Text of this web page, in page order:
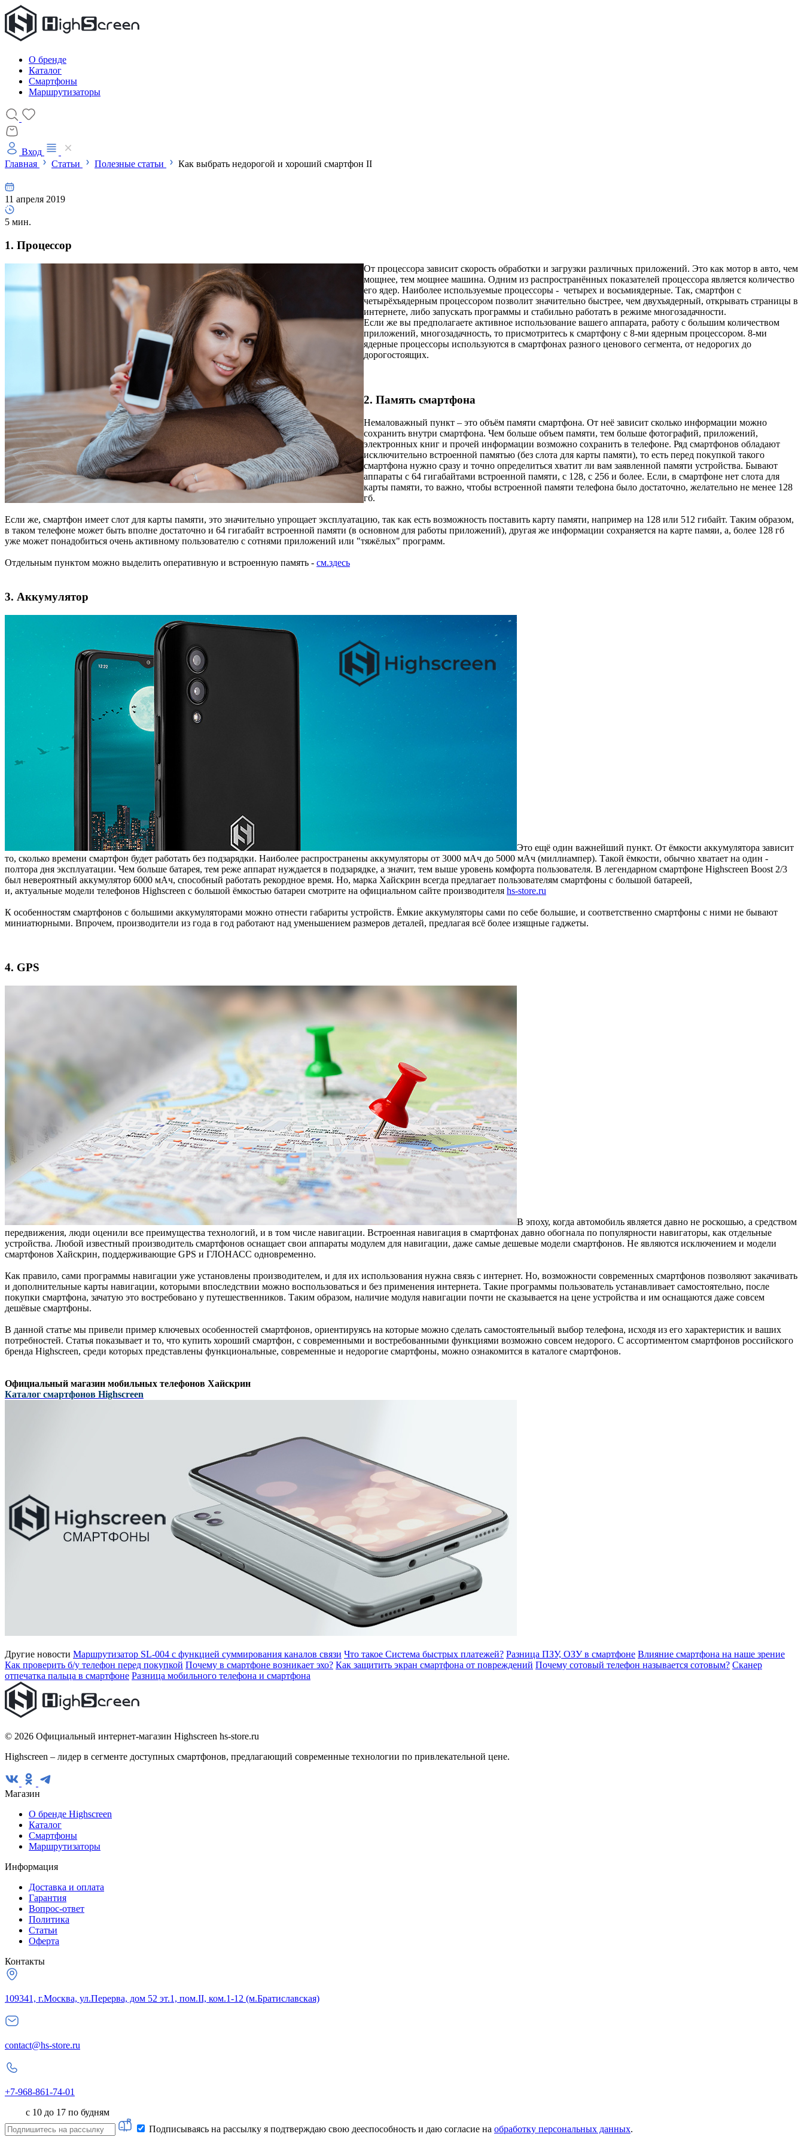
О бренде
Каталог
Смартфоны
Маршрутизаторы
Вход
Главная
Статьи Полезные статьи Как выбрать недорогой и хороший смартфон II
11 апреля 2019
5 мин.
1. Процессор
От процессора зависит скорость обработки и загрузки различных приложений. Это как мотор в авто, чем
мощнее, тем мощнее машина. Одним из распространённых показателей процессора является количество
его ядер. Наиболее используемые процессоры - четырех и восьмиядерные. Так, смартфон с
четырёхъядерным процессором позволит значительно быстрее, чем двухъядерный, открывать страницы в
интернете, либо запускать программы и стабильно работать в режиме многозадачности.
Если же вы предполагаете активное использование вашего аппарата, работу с большим количеством
приложений, многозадачность, то присмотритесь к смартфону с 8-ми ядерным процессором. 8-ми
ядерные процессоры используются в смартфонах разного ценового сегмента, от недорогих до
дорогостоящих.
2. Память смартфона
Немаловажный пункт – это объём памяти смартфона. От неё зависит сколько информации можно
сохранить внутри смартфона. Чем больше объем памяти, тем больше фотографий, приложений,
электронных книг и прочей информации возможно сохранить в телефоне. Ряд смартфонов обладают
исключительно встроенной памятью (без слота для карты памяти), то есть перед покупкой такого
смартфона нужно сразу и точно определиться хватит ли вам заявленной памяти устройства. Бывают
аппараты с 64 гигабайтами встроенной памяти, с 128, с 256 и более. Если, в смартфоне нет слота для
карты памяти, то важно, чтобы встроенной памяти телефона было достаточно, желательно не менее 128
гб.
Если же, смартфон имеет слот для карты памяти, это значительно упрощает эксплуатацию, так как есть возможность поставить карту памяти, например на 128 или 512 гибайт. Таким образом,
в таком телефоне может быть вполне достаточно и 64 гигабайт встроенной памяти (в основном для работы приложений), другая же информации сохраняется на карте памяи, а, более 128 гб
уже может понадобиться очень активному пользователю с сотнями приложений или "тяжёлых" программ.
Отдельным пунктом можно выделить оперативную и встроенную память - см.здесь
3. Аккумулятор
Это ещё один важнейший пункт. От ёмкости аккумулятора зависит
то, сколько времени смартфон будет работать без подзарядки. Наиболее распространены аккумуляторы от 3000 мАч до 5000 мАч (миллиампер). Такой ёмкости, обычно хватает на один -
полтора дня эксплуатации. Чем больше батарея, тем реже аппарат нуждается в подзарядке, а значит, тем выше уровень комфорта пользователя. В легендарном смартфоне Highscreen Boost 2/3
был невероятный аккумулятор 6000 мАч, способный работать рекордное время. Но, марка Хайскрин всегда предлагает пользователям смартфоны с большой батареей,
и, актуальные модели телефонов Highscreen с большой ёмкостью батареи смотрите на официальном сайте производителя hs-store.ru
К особенностям смартфонов с большими аккумуляторами можно отнести габариты устройств. Ёмкие аккумуляторы сами по себе большие, и соответственно смартфоны с ними не бывают
миниатюрными. Впрочем, производители из года в год работают над уменьшением размеров деталей, предлагая всё более изящные гаджеты.
4. GPS
В эпоху, когда автомобиль является давно не роскошью, а средством
передвижения, люди оценили все преимущества технологий, и в том числе навигации. Встроенная навигация в смартфонах давно обогнала по популярности навигаторы, как отдельные
устройства. Любой известный производитель смартфонов оснащает свои аппараты модулем для навигации, даже самые дешевые модели смартфонов. Не являются исключением и модели
смартфонов Хайскрин, поддерживающие GPS и ГЛОНАСС одновременно.
Как правило, сами программы навигации уже установлены производителем, и для их использования нужна связь с интернет. Но, возможности современных смартфонов позволяют закачивать
и дополнительные карты навигации, которыми впоследствии можно воспользоваться и без применения интернета. Такие программы пользователь устанавливает самостоятельно, после
покупки смартфона, зачатую это востребовано у путешественников. Таким образом, наличие модуля навигации почти не сказывается на цене устройства и им оснащаются даже совсем
дешёвые смартфоны.
В данной статье мы привели пример ключевых особенностей смартфонов, ориентируясь на которые можно сделать самостоятельный выбор телефона, исходя из его характеристик и ваших
потребностей. Статья показывает и то, что купить хороший смартфон, с современными и востребованными функциями возможно совсем недорого. С ассортиментом смартфонов российского
бренда Highscreen, среди которых представлены функциональные, современные и недорогие смартфоны, можно ознакомится в каталоге смартфонов.
Официальный магазин мобильных телефонов Хайскрин
Каталог смартфонов Highscreen
Другие новости Маршрутизатор SL-004 с функцией суммирования каналов связи Что такое Система быстрых платежей? Разница ПЗУ, ОЗУ в смартфоне Влияние смартфона на наше зрение
Как проверить б/у телефон перед покупкой Почему в смартфоне возникает эхо? Как защитить экран смартфона от повреждений Почему сотовый телефон называется сотовым? Сканер
отпечатка пальца в смартфоне Разница мобильного телефона и смартфона
© 2026 Официальный интернет-магазин Highscreen hs-store.ru
Highscreen – лидер в сегменте доступных смартфонов, предлагающий современные технологии по привлекательной цене.
Магазин
О бренде Highscreen
Каталог
Смартфоны
Маршрутизаторы
Информация
Доставка и оплата
Гарантия
Вопрос-ответ
Политика
Статьи
Оферта
Контакты
109341, г.Москва, ул.Перерва, дом 52 эт.1, пом.II, ком.1-12 (м.Братиславская)
contact@hs-store.ru
+7-968-861-74-01
с 10 до 17 по будням
Подписываясь на рассылку я подтверждаю свою дееспособность и даю согласие на обработку персональных данных.